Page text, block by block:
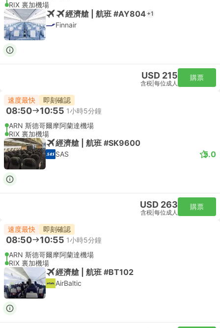
RIX 裏加機場
經濟艙 | 航班 #AY804 +1
Finnair
USD 215
含税 每位成人
購票
速度最快 即刻確認
08:50 10:55 1小時5分鐘
ARN 斯德哥爾摩阿蘭達機場
RIX 裏加機場
經濟艙 | 航班 #SK9600
SAS 5.0
USD 263
含税 每位成人
購票
速度最快 即刻確認
08:50 10:55 1小時5分鐘
ARN 斯德哥爾摩阿蘭達機場
RIX 裏加機場
經濟艙 | 航班 #BT102
AirBaltic